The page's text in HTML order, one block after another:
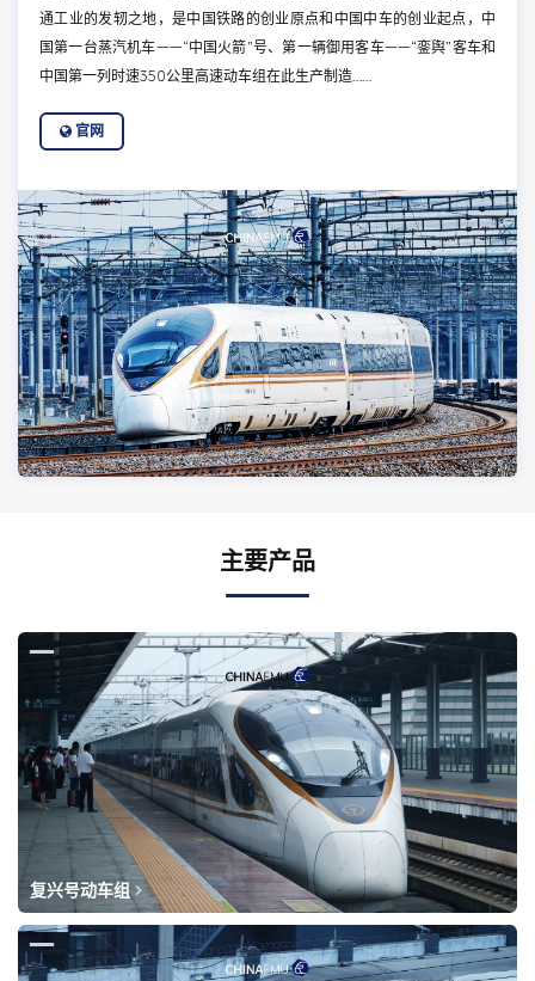
通工业的发轫之地，是中国铁路的创业原点和中国中车的创业起点，中
国第一台蒸汽机车——“中国火箭”号、第一辆御用客车——“銮舆”客车和
中国第一列时速350公里高速动车组在此生产制造……
官网
主要产品
复兴号动车组